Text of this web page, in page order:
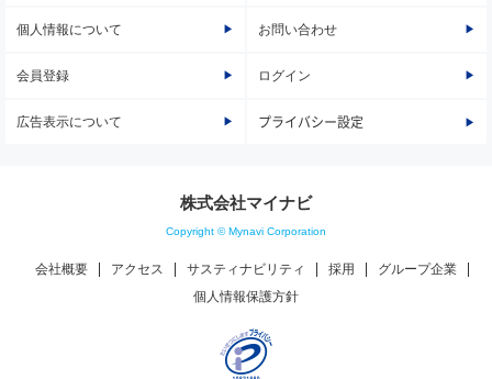
個人情報について お問い合わせ
会員登録 ログイン
広告表示について プライバシー設定
株式会社マイナビ
Copyright © Mynavi Corporation
会社概要 アクセス サスティナビリティ 採用
グループ企業
個人情報保護方針